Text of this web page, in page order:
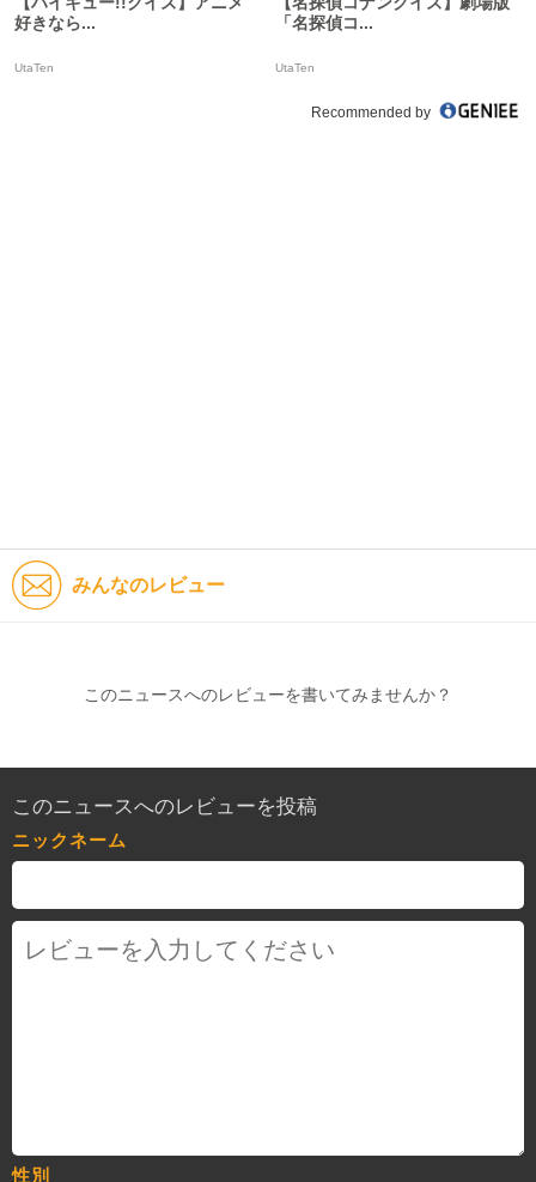
好きなら...
UtaTen
「名探偵コ...
UtaTen
Recommended by
みんなのレビュー
このニュースへのレビューを書いてみませんか？
このニュースへのレビューを投稿
ニックネーム
性別